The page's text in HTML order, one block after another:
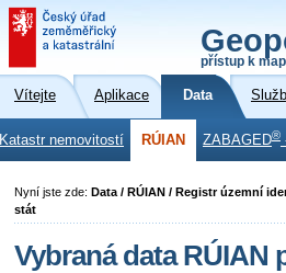
přístup k
Vítejte Aplikace Data
Katastr nemovitostí RÚIAN ZABAGED®
Nyní jste zde: Data / RÚIAN / Registr územní
stát
Vybraná data RÚIAN